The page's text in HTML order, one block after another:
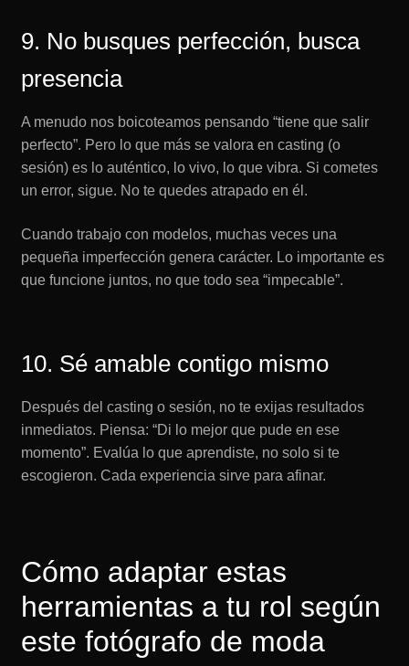
9. No busques perfección, busca
presencia
A menudo nos boicoteamos pensando “tiene que salir
perfecto”. Pero lo que más se valora en casting (o
sesión) es lo auténtico, lo vivo, lo que vibra. Si cometes
un error, sigue. No te quedes atrapado en él.
Cuando trabajo con modelos, muchas veces una
pequeña imperfección genera carácter. Lo importante es
que funcione juntos, no que todo sea “impecable”.
10. Sé amable contigo mismo
Después del casting o sesión, no te exijas resultados
inmediatos. Piensa: “Di lo mejor que pude en ese
momento”. Evalúa lo que aprendiste, no solo si te
escogieron. Cada experiencia sirve para afinar.
Cómo adaptar estas
herramientas a tu rol según
este fotógrafo de moda